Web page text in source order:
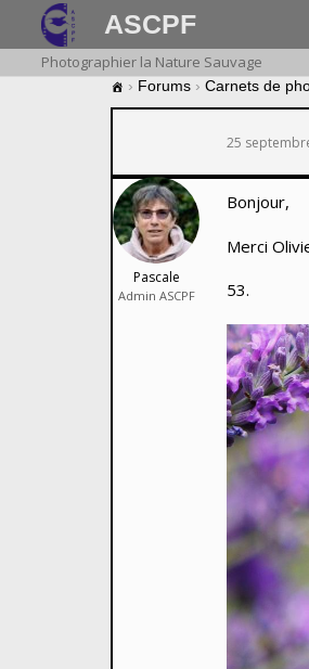
ASCPF
Photographier la Nature Sauvage
› Forums › Carnets de
25
Pascale
Admin ASCPF
Bonjour,
Merci
53.